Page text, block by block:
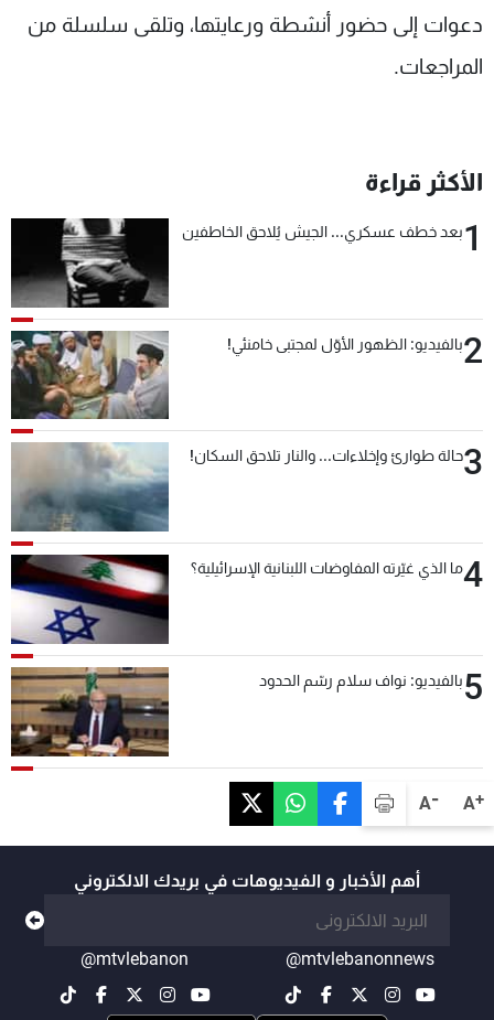
A+
A-
دعوات إلى حضور أنشطة ورعايتها، وتلقى سلسلة من
المراجعات.
الأكثر قراءة
1بعد خطف عسكري... الجيش يُلاحق الخاطفين
2بالفيديو: الظهور الأوّل لمجتبى خامنئي!
3حالة طوارئ وإخلاءات... والنار تلاحق السكان!
4ما الذي غيّرته المفاوضات اللبنانية الإسرائيلية؟
5بالفيديو: نواف سلام رسّم الحدود
أهم الأخبار و الفيديوهات في بريدك الالكتروني
@mtvlebanonnews
@mtvlebanon